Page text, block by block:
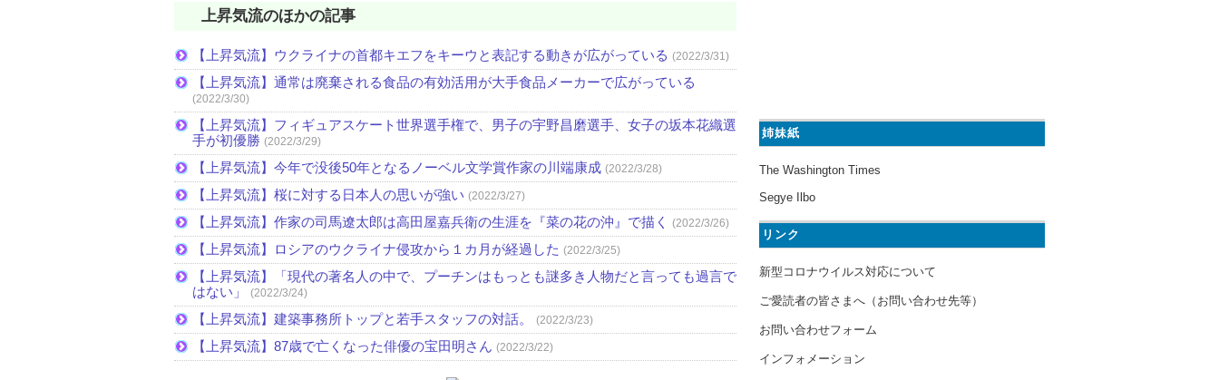
上昇気流のほかの記事
【上昇気流】ウクライナの首都キエフをキーウと表記する動きが広がっている (2022/3/31)
【上昇気流】通常は廃棄される食品の有効活用が大手食品メーカーで広がっている
(2022/3/30)
【上昇気流】フィギュアスケート世界選手権で、男子の宇野昌磨選手、女子の坂本花織選
手が初優勝 (2022/3/29)
【上昇気流】今年で没後50年となるノーベル文学賞作家の川端康成 (2022/3/28)
【上昇気流】桜に対する日本人の思いが強い (2022/3/27)
【上昇気流】作家の司馬遼太郎は高田屋嘉兵衛の生涯を『菜の花の沖』で描く (2022/3/26)
【上昇気流】ロシアのウクライナ侵攻から１カ月が経過した (2022/3/25)
【上昇気流】「現代の著名人の中で、プーチンはもっとも謎多き人物だと言っても過言で
はない」
(2022/3/24)
【上昇気流】建築事務所トップと若手スタッフの対話。 (2022/3/23)
【上昇気流】87歳で亡くなった俳優の宝田明さん (2022/3/22)
姉妹紙
The Washington Times
Segye Ilbo
リンク
新型コロナウイルス対応について
ご愛読者の皆さまへ（お問い合わせ先等）
お問い合わせフォーム
インフォメーション